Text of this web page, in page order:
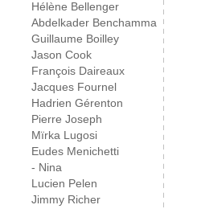
Hélène Bellenger
Abdelkader Benchamma
Guillaume Boilley
Jason Cook
François Daireaux
Jacques Fournel
Hadrien Gérenton
Pierre Joseph
Mïrka Lugosi
Eudes Menichetti
- Nina
Lucien Pelen
Jimmy Richer